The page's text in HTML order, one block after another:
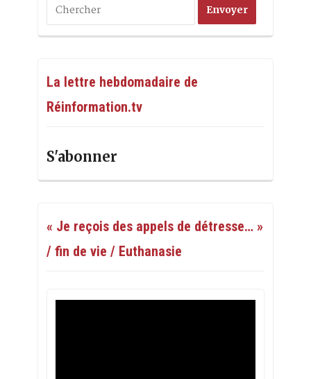
La lettre hebdomadaire de
Réinformation.tv
S'abonner
« Je reçois des appels de détresse… »
/ fin de vie / Euthanasie